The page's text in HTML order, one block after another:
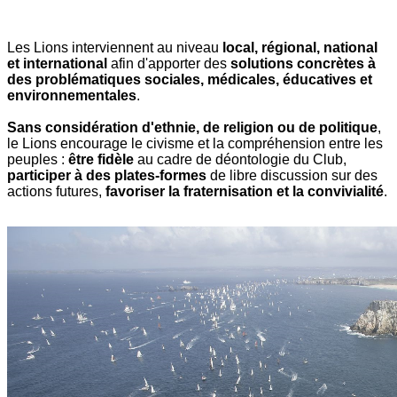
Les Lions interviennent au niveau local, régional, national
et international afin d'apporter des solutions concrètes à
des problématiques sociales, médicales, éducatives et
environnementales.
Sans considération d'ethnie, de religion ou de politique,
le Lions encourage le civisme et la compréhension entre les
peuples : être fidèle au cadre de déontologie du Club,
participer à des plates-formes de libre discussion sur des
actions futures, favoriser la fraternisation et la convivialité.